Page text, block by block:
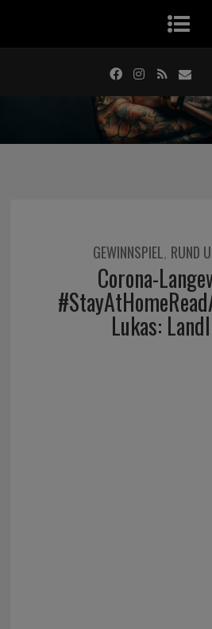
GEWINNSPIEL, RUND
Corona-
Lukas: